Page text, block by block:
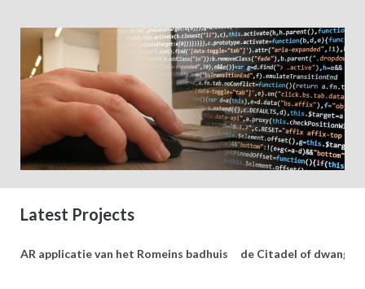
Latest Projects
AR applicatie van het Romeins badhuis de Citadel of